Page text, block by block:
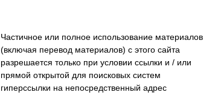
Частичное или полное использование материалов
(включая перевод материалов) с этого сайта
разрешается только при условии ссылки и / или
прямой открытой для поисковых систем
гиперссылки на непосредственный адрес